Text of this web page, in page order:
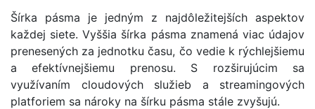
Šírka pásma je jedným z najdôležitejších aspektov
každej siete. Vyššia šírka pásma znamená viac údajov
prenesených za jednotku času, čo vedie k rýchlejšiemu
a efektívnejšiemu prenosu. S rozširujúcim sa
využívaním cloudových služieb a streamingových
platforiem sa nároky na šírku pásma stále zvyšujú.